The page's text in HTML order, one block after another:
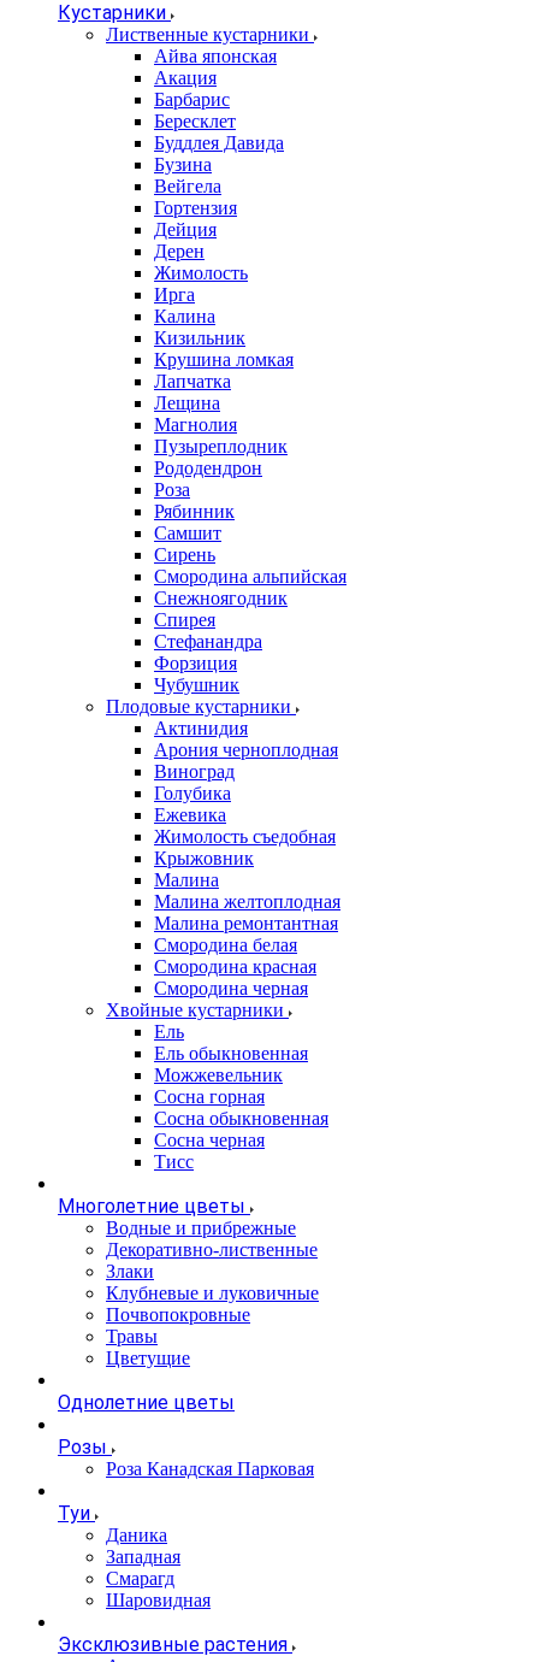
Кустарники
Лиственные кустарники
Айва японская
Акация
Барбарис
Бересклет
Буддлея Давида
Бузина
Вейгела
Гортензия
Дейция
Дерен
Жимолость
Ирга
Калина
Кизильник
Крушина ломкая
Лапчатка
Лещина
Магнолия
Пузыреплодник
Рододендрон
Роза
Рябинник
Самшит
Сирень
Смородина альпийская
Снежноягодник
Спирея
Стефанандра
Форзиция
Чубушник
Плодовые кустарники
Актинидия
Арония черноплодная
Виноград
Голубика
Ежевика
Жимолость съедобная
Крыжовник
Малина
Малина желтоплодная
Малина ремонтантная
Смородина белая
Смородина красная
Смородина черная
Хвойные кустарники
Ель
Ель обыкновенная
Можжевельник
Сосна горная
Сосна обыкновенная
Сосна черная
Тисс
Многолетние цветы
Водные и прибрежные
Декоративно-лиственные
Злаки
Клубневые и луковичные
Почвопокровные
Травы
Цветущие
Однолетние цветы
Розы
Роза Канадская Парковая
Туи
Даника
Западная
Смарагд
Шаровидная
Эксклюзивные растения